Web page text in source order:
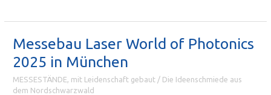
Messestand
für
drinktec
2025
Messebau Laser World of Photonics
2025 in München
MESSESTÄNDE, mit Leidenschaft gebaut / Die Ideenschmiede aus
dem Nordschwarzwald